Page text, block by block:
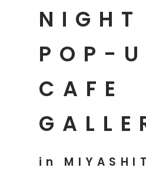
NIGHT
POP-
CAFE
in